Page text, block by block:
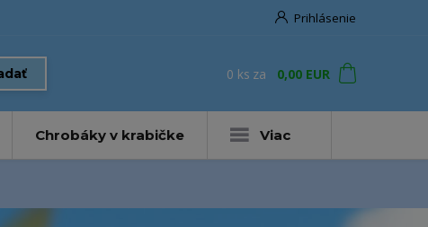
Prihlásenie
0 ks za 0,00 EUR
Chrobáky v krabičke Viac